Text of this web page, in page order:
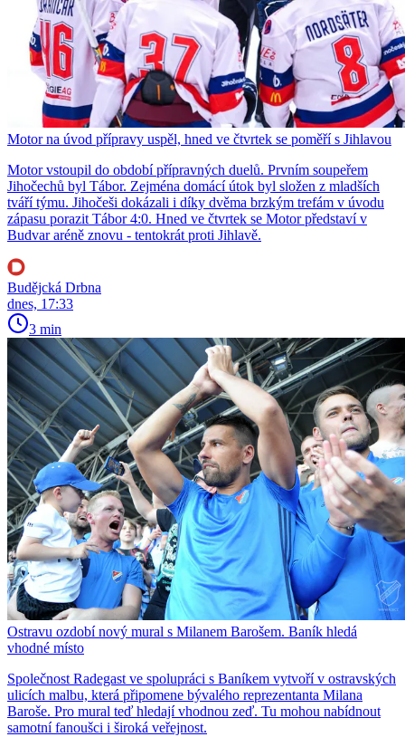
Motor na úvod přípravy uspěl, hned ve čtvrtek se poměří s Jihlavou
Motor vstoupil do období přípravných duelů. Prvním soupeřem
Jihočechů byl Tábor. Zejména domácí útok byl složen z mladších
tváří týmu. Jihočeši dokázali i díky dvěma brzkým trefám v úvodu
zápasu porazit Tábor 4:0. Hned ve čtvrtek se Motor představí v
Budvar aréně znovu - tentokrát proti Jihlavě.
Budějcká Drbna
dnes, 17:33
3 min
Ostravu ozdobí nový mural s Milanem Barošem. Baník hledá
vhodné místo
Společnost Radegast ve spolupráci s Baníkem vytvoří v ostravských
ulicích malbu, která připomene bývalého reprezentanta Milana
Baroše. Pro mural teď hledají vhodnou zeď. Tu mohou nabídnout
samotní fanoušci i široká veřejnost.